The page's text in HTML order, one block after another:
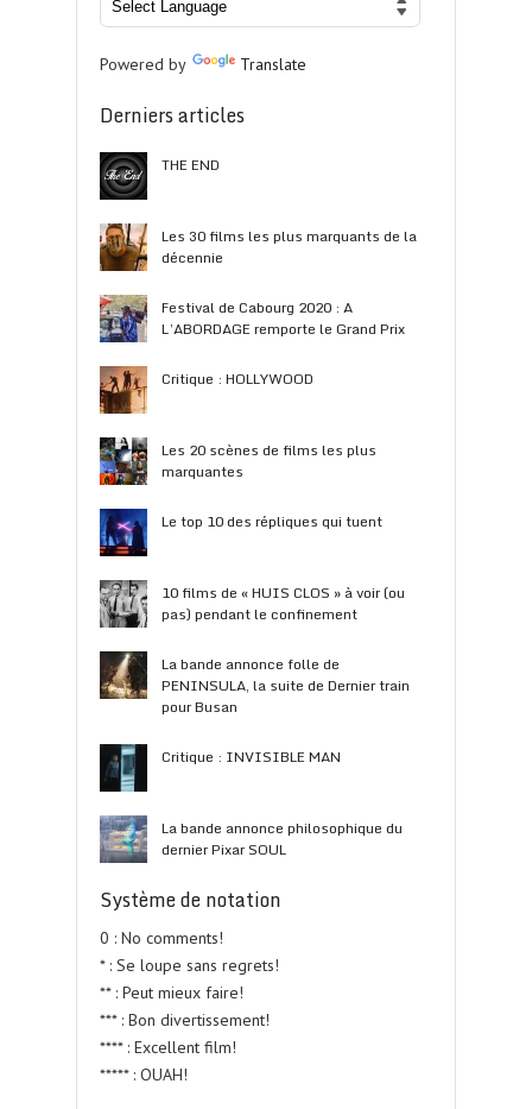
Powered by Translate
Derniers articles
THE END
Les 30 films les plus marquants de la
décennie
Festival de Cabourg 2020 : A
L’ABORDAGE remporte le Grand Prix
Critique : HOLLYWOOD
Les 20 scènes de films les plus
marquantes
Le top 10 des répliques qui tuent
10 films de « HUIS CLOS » à voir (ou
pas) pendant le confinement
La bande annonce folle de
PENINSULA, la suite de Dernier train
pour Busan
Critique : INVISIBLE MAN
La bande annonce philosophique du
dernier Pixar SOUL
Système de notation
0 : No comments!
* : Se loupe sans regrets!
** : Peut mieux faire!
*** : Bon divertissement!
**** : Excellent film!
***** : OUAH!